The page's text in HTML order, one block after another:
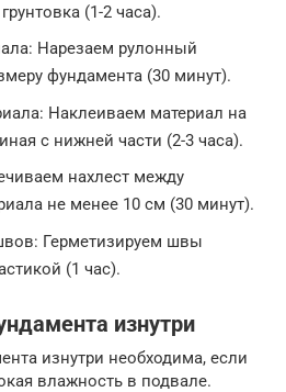
(1-2 часа).
Нарезаем рулонный
фундамента (30 минут).
Наклеиваем материал на
с нижней части (2-3 часа).
нахлест между
не менее 10 см (30 минут).
Герметизируем швы
(1 час).
изнутри
изнутри необходима, если
влажность в подвале.